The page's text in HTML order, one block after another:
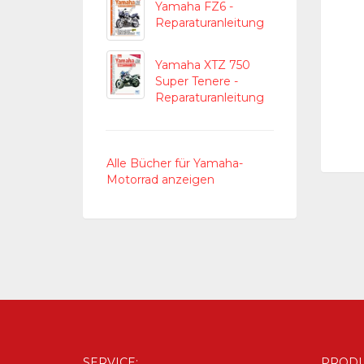
Yamaha FZ6 -
Reparaturanleitung
Yamaha XTZ 750
Super Tenere -
Reparaturanleitung
Alle Bücher für Yamaha-
Motorrad anzeigen